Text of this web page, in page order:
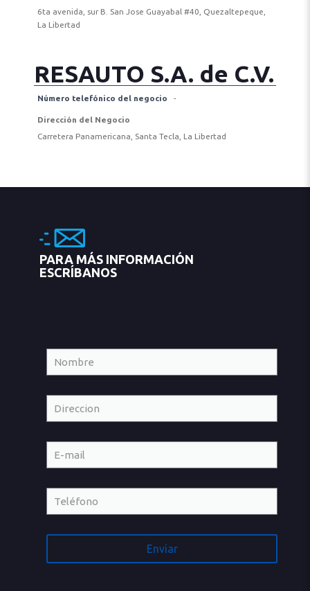
6ta avenida, sur B. San Jose Guayabal #40, Quezaltepeque,
La Libertad
RESAUTO S.A. de C.V.
Número telefónico del negocio -
Dirección del Negocio
Carretera Panamericana, Santa Tecla, La Libertad
PARA MÁS INFORMACIÓN
ESCRÍBANOS